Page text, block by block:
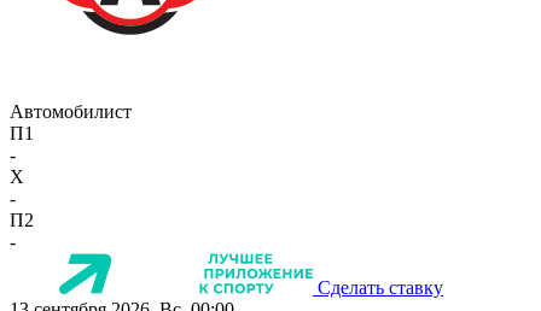
Автомобилист
П1
-
X
-
П2
-
Сделать ставку